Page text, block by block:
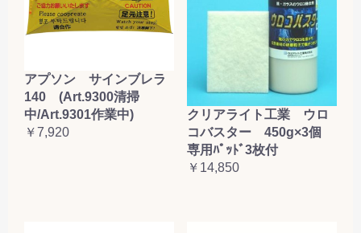
アプソン サインブレラ
140 (Art.9300清掃
中/Art.9301作業中)
￥7,920
クリアライト工業 ウロ
コバスター 450g×3個
専用ﾊﾟｯﾄﾞ3枚付
￥14,850